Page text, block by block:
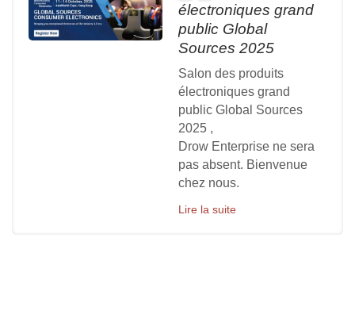
électroniques grand
public Global
Sources 2025
Salon des produits
électroniques grand
public Global Sources
2025 ,
Drow Enterprise ne sera
pas absent. Bienvenue
chez nous.
Lire la suite